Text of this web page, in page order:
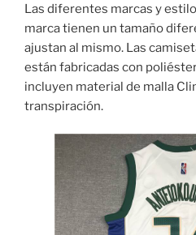
Las diferentes marcas y
marca tienen un tamaño
ajustan al mismo. Las
están fabricadas con
incluyen material de malla
transpiración.